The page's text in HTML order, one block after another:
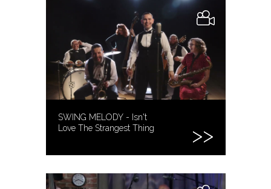
SWING MELODY - Isn't
Love The Strangest Thing